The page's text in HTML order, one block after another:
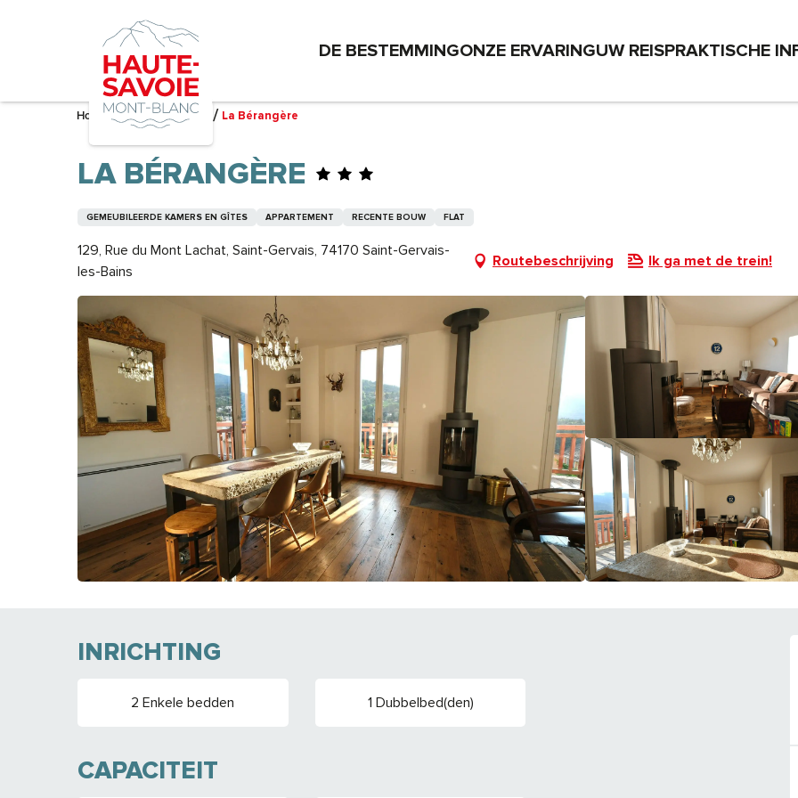
DE BESTEMMINGONZE ERVARINGUW REISPRAKTISCHE
Home – Ik bereid me voor La Bérangère
LA BÉRANGÈRE
GEMEUBILEERDE KAMERS EN GÎTES APPARTEMENT RECENTE BOUW FLAT
129, Rue du Mont Lachat, Saint-Gervais, 74170 Saint-Gervais-
les-Bains
Routebeschrijving Ik ga met de trein!
INRICHTING
2 Enkele bedden 1 Dubbelbed(den)
CAPACITEIT